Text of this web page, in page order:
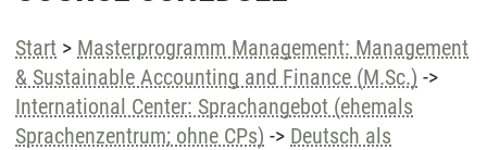
Start > Masterprogramm Management: Management
& Sustainable Accounting and Finance (M.Sc.) ->
International Center: Sprachangebot (ehemals
Sprachenzentrum; ohne CPs) -> Deutsch als